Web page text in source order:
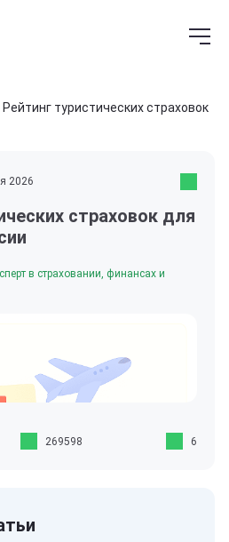
Рейтинг туристических страховок
2026
страховок для
в страховании, финансах и
269598 6